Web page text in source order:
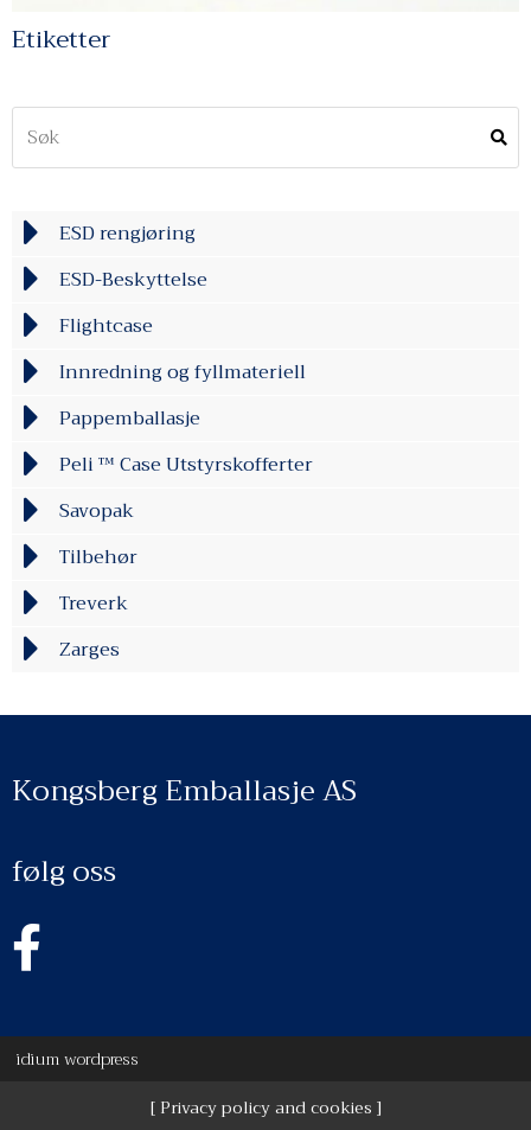
Etiketter
ESD rengjøring
ESD-Beskyttelse
Flightcase
Innredning og fyllmateriell
Pappemballasje
Peli ™ Case Utstyrskofferter
Savopak
Tilbehør
Treverk
Zarges
Kongsberg Emballasje AS
følg oss
idiumwordpress
Privacy policy and cookies